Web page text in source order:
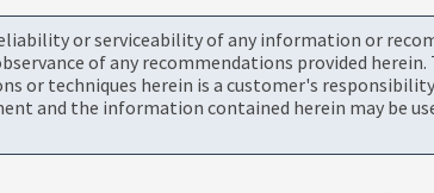
or serviceability of any information or
of any recommendations provided
techniques herein is a customer's
and the information contained herein may be